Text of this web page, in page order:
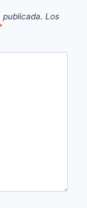
publicada. Los